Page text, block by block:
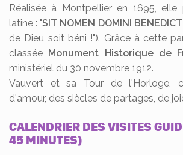
Réalisée à Montpellier en 1695, elle
latine : "SIT NOMEN DOMINI
de Dieu soit béni !"). Grâce à cette
classée Monument Historique de
ministériel du 30 novembre 1912.
Vauvert et sa Tour de l'Horloge,
d'amour, des siècles de partages, de
CALENDRIER DES VISITES
45 MINUTES)